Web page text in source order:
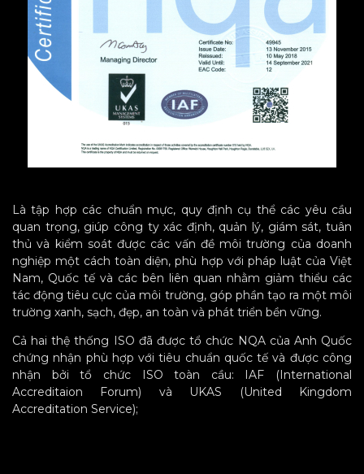
Là tập hợp các chuẩn mực, quy định cụ thể các yêu cầu
quan trọng, giúp công ty xác định, quản lý, giám sát, tuân
thủ và kiểm soát được các vấn đề môi trường của doanh
nghiệp một cách toàn diện, phù hợp với pháp luật của Việt
Nam, Quốc tế và các bên liên quan nhằm giảm thiểu các
tác động tiêu cực của môi trường, góp phần tạo ra một môi
trường xanh, sạch, đẹp, an toàn và phát triển bền vững.
Cả hai thệ thống ISO đã được tổ chức NQA của Anh Quốc
chứng nhận phù hợp với tiêu chuẩn quốc tế và được công
nhận bởi tổ chức ISO toàn cầu: IAF (International
Accreditaion Forum) và UKAS (United Kingdom
Accreditation Service);